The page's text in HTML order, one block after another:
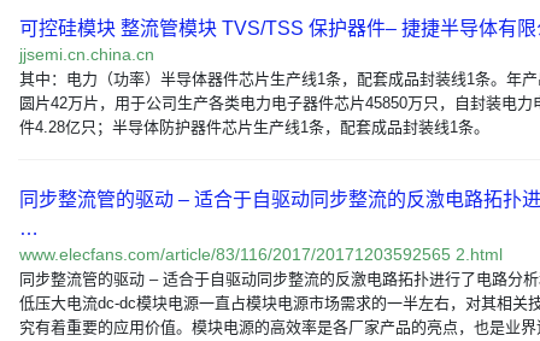
可控硅模块 整流管模块 TVS/TSS 保护器件– 捷捷半导体有
jjsemi.cn.china.cn
其中：电力（功率）半导体器件芯片生产线1条，配套成品封装线1条。年
圆片42万片，用于公司生产各类电力电子器件芯片45850万只，自封装电力
件4.28亿只；半导体防护器件芯片生产线1条，配套成品封装线1条。
同步整流管的驱动 – 适合于自驱动同步整流的反激电路拓扑
…
www.elecfans.com/article/83/116/2017/20171203592565 2.html
同步整流管的驱动 – 适合于自驱动同步整流的反激电路拓扑进行了电路分
低压大电流dc-dc模块电源一直占模块电源市场需求的一半左右，对其相关
究有着重要的应用价值。模块电源的高效率是各厂家产品的亮点，也是业